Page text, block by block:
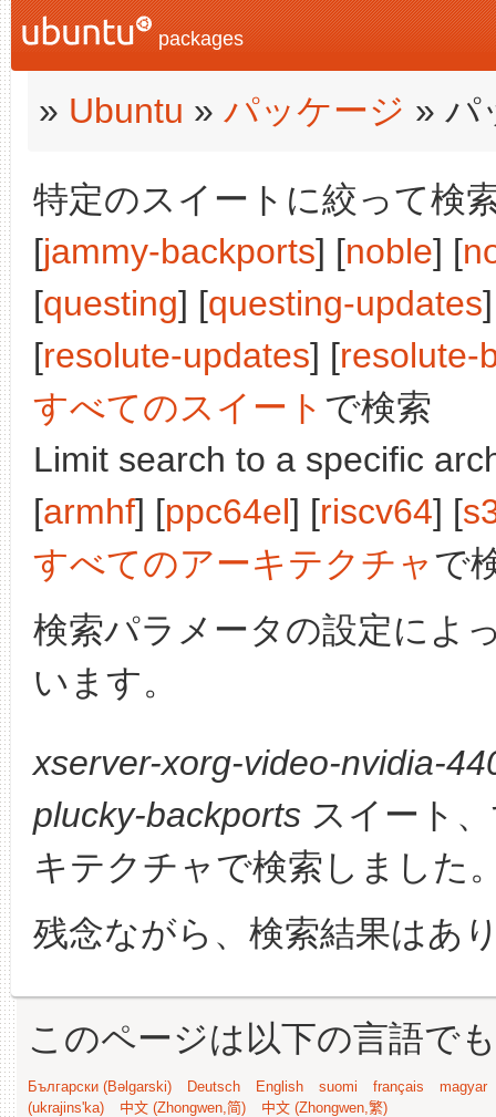
packages
» Ubuntu » パッケージ » パ
特定のスイートに絞って検
[jammy-backports] [noble] [
[questing] [questing-updates
[resolute-updates] [resolute-
すべてのスイート で検索
Limit search to a specific
[armhf] [ppc64el] [riscv64] [
すべてのアーキテクチャで
検索パラメータの設定によ
います。
xserver-xorg-video-nvidia-
plucky-backports スイート
キテクチャで検索しました
残念ながら、検索結果はあ
このページは以下の言語で
Български (Bəlgarski) Deutsch English suomi français
magyar
(ukrajins'ka)
中文 (Zhongwen,简) 中文 (Zhongwen,繁)